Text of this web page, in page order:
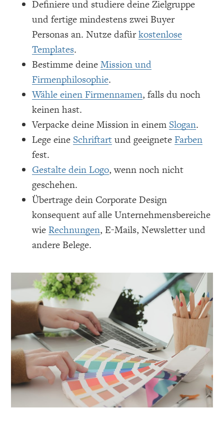
Definiere und studiere deine Zielgruppe
und fertige mindestens zwei Buyer
Personas an. Nutze dafürkostenlose
Templates.
Bestimme deineMission und
Firmenphilosophie.
Wähle einen Firmennamen, falls du noch
keinen hast.
Verpacke deine Mission in einem Slogan.
Lege eine Schriftartund geeigneteFarben
fest.
Gestalte dein Logo, wenn noch nicht
geschehen.
Übertrage dein Corporate Design
konsequent auf alle Unternehmensbereiche
wieRechnungen, E-Mails, Newsletter und
andere Belege.